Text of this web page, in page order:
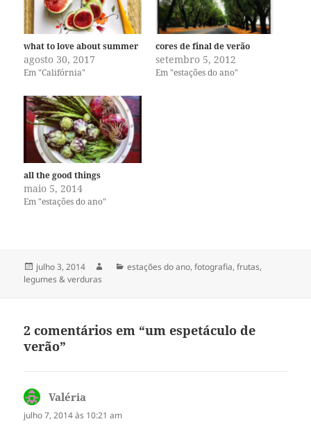
what to love about summer
agosto 30, 2017
Em "Califórnia"
cores de final de verão
setembro 5, 2012
Em "estações do ano"
all the good things
maio 5, 2014
Em "estações do ano"
Publicado
em
julho 3, 2014 AutorCategorias
estações do ano,fotografia,frutas,
legumes & verduras
2 comentários em “um espetáculo de
verão”
Valéria
julho 7, 2014 às 10:21 am